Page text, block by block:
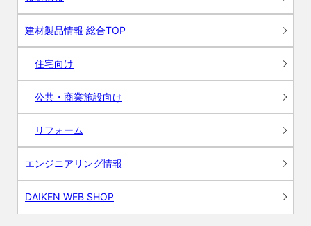
建材製品情報 総合TOP
住宅向け
公共・商業施設向け
リフォーム
エンジニアリング情報
DAIKEN WEB SHOP